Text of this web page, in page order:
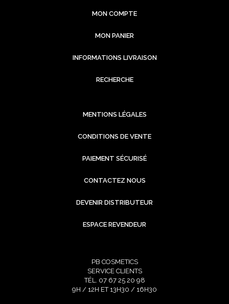
MON COMPTE
MON PANIER
INFORMATIONS LIVRAISON
RECHERCHE
MENTIONS LÉGALES
CONDITIONS DE VENTE
PAIEMENT SÉCURISÉ
CONTACTEZ NOUS
DEVENIR DISTRIBUTEUR
ESPACE REVENDEUR
PB COSMETICS
SERVICE CLIENTS
TÉL. 07 67 25 20 98
9H / 12H ET 13H30 / 16H30